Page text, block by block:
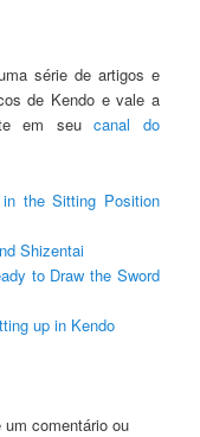
série de artigos e
de Kendo e vale a
em seucanal do
the Sitting Position
Shizentai
to Draw the Sword
up in Kendo
comentário ou